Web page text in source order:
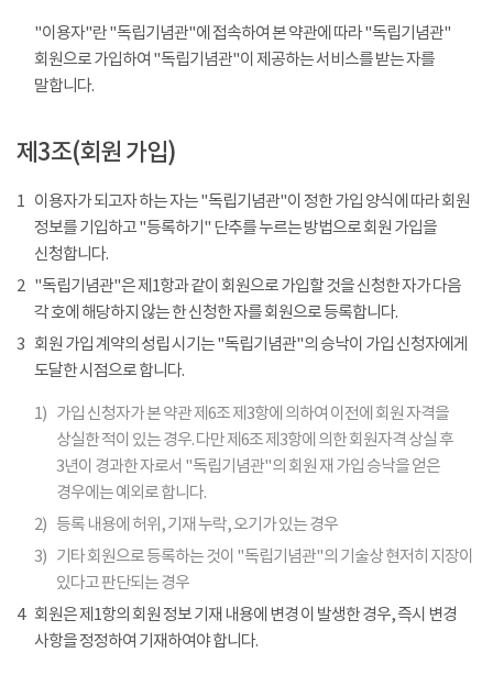
"이용자"란 "독립기념관"에 접속하여 본 약관에 따라 "독립기념관"
회원으로 가입하여 "독립기념관"이 제공하는 서비스를 받는 자를
말합니다.
제3조(회원 가입)
1 이용자가 되고자 하는 자는 "독립기념관"이 정한 가입 양식에 따라 회원
정보를 기입하고 "등록하기" 단추를 누르는 방법으로 회원 가입을
신청합니다.
2 "독립기념관"은 제1항과 같이 회원으로 가입할 것을 신청한 자가 다음
각 호에 해당하지 않는 한 신청한 자를 회원으로 등록합니다.
3 회원 가입 계약의 성립 시기는 "독립기념관"의 승낙이 가입 신청자에게
도달한 시점으로 합니다.
1) 가입 신청자가 본 약관 제6조 제3항에 의하여 이전에 회원 자격을
상실한 적이 있는 경우. 다만 제6조 제3항에 의한 회원자격 상실 후
3년이 경과한 자로서 "독립기념관"의 회원 재 가입 승낙을 얻은
경우에는 예외로 합니다.
2) 등록 내용에 허위, 기재 누락, 오기가 있는 경우
3) 기타 회원으로 등록하는 것이 "독립기념관"의 기술상 현저히 지장이
있다고 판단되는 경우
4
회원은 제1항의 회원 정보 기재 내용에 변경 이 발생한 경우, 즉시 변경
사항을 정정하여 기재하여야 합니다.